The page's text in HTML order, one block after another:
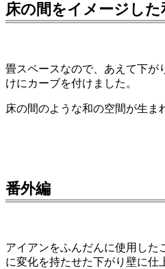
床の間をイメージした
畳スペースなので、あえて下が
けにカーブを付けました。
床の間のような和の空間が生ま
番外編
アイアンをふんだんに使用した
に変化を持たせた下がり壁に仕